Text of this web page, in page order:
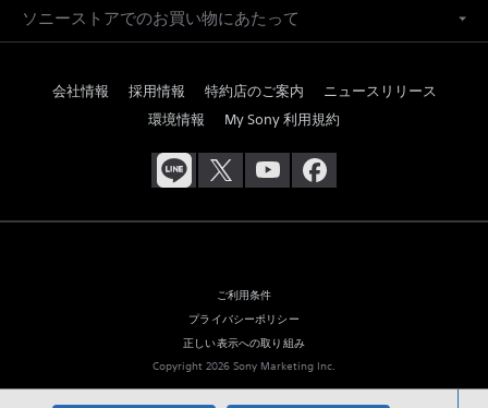
ソニーストアでのお買い物にあたって
会社情報 採用情報 特約店のご案内
ニュースリリース
環境情報
My Sony 利用規約
ご利用条件
プライバシーポリシー
正しい表示への取り組み
Copyright 2026 Sony Marketing Inc.